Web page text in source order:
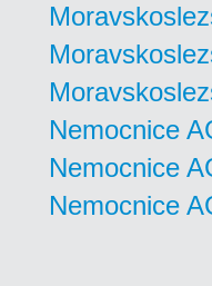
Nemocnice
Nemocnice
Nemocnice